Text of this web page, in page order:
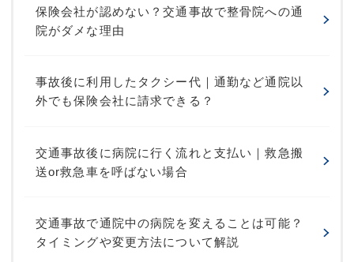
保険会社が認めない？交通事故で整骨院への通
院がダメな理由
事故後に利用したタクシー代｜通勤など通院以
外でも保険会社に請求できる？
交通事故後に病院に行く流れと支払い｜救急搬
送or救急車を呼ばない場合
交通事故で通院中の病院を変えることは可能？
タイミングや変更方法について解説